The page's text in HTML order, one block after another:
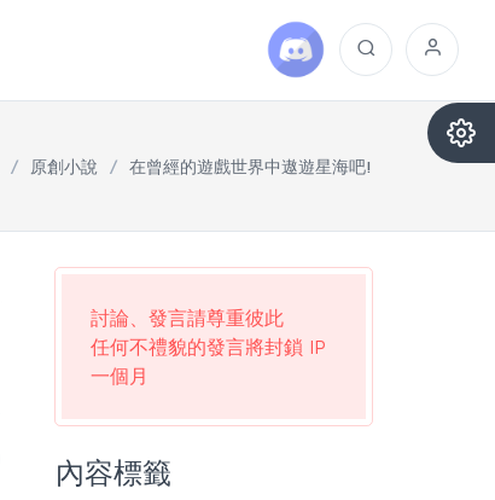
/ 原創小說 / 在曾經的遊戲世界中遨遊星海吧!
討論、發言請尊重彼此
任何不禮貌的發言將封鎖 IP
一個月
內容標籤